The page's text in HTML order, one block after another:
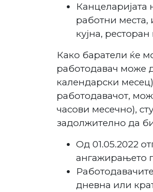
Канцеларијата
работни места,
кујна,
Како баратели ќе
работодавач може
календарски
работодавачот,
часови месечно),
задолжително да
Од 01.05.2022
ангажирањето
дневна или